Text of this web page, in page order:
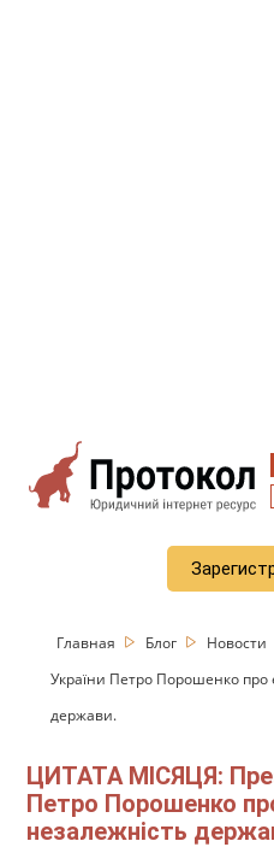
Главная Блог Новости
України Петро Порошенко про
держави.
ЦИТАТА МІСЯЦЯ:
Петро Порошенко
незалежність